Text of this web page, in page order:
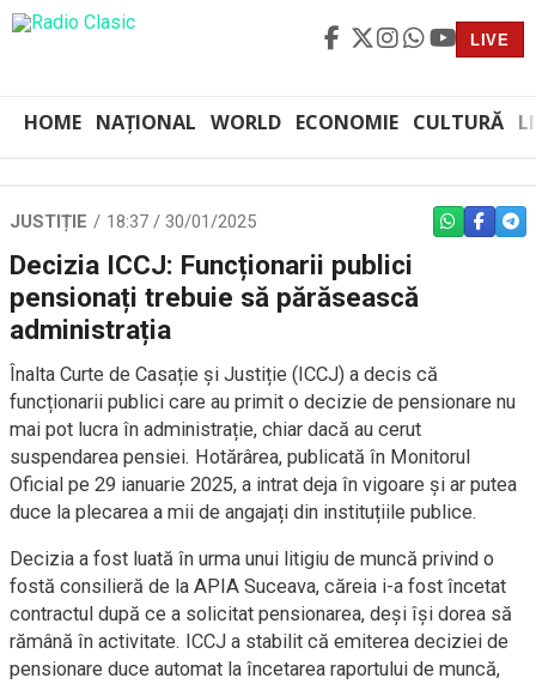
LIVE
HOME NAȚIONAL WORLD ECONOMIE CULTURĂ
JUSTIȚIE 18:37 / 30/01/2025 WHATSAPP
Decizia ICCJ: Funcționarii publici
pensionați trebuie să părăsească
administrația
Înalta Curte de Casație și Justiție (ICCJ) a decis că
funcționarii publici care au primit o decizie de pensionare nu
mai pot lucra în administrație, chiar dacă au cerut
suspendarea pensiei. Hotărârea, publicată în Monitorul
Oficial pe 29 ianuarie 2025, a intrat deja în vigoare și ar putea
duce la plecarea a mii de angajați din instituțiile publice.
Decizia a fost luată în urma unui litigiu de muncă privind o
fostă consilieră de la APIA Suceava, căreia i-a fost încetat
contractul după ce a solicitat pensionarea, deși își dorea să
rămână în activitate. ICCJ a stabilit că emiterea deciziei de
pensionare duce automat la încetarea raportului de muncă,